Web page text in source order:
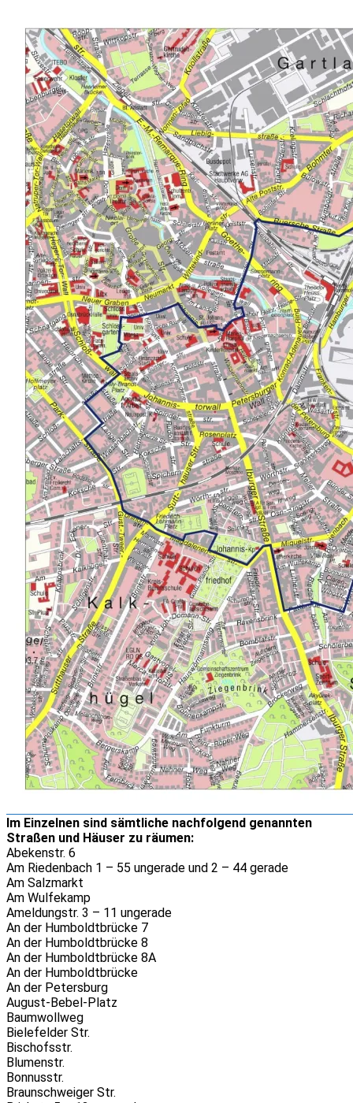
Im Einzelnen sind sämtliche nachfolgend genannten
Straßen und Häuser zu räumen:
Abekenstr. 6
Am Riedenbach 1 – 55 ungerade und 2 – 44 gerade
Am Salzmarkt
Am Wulfekamp
Ameldungstr. 3 – 11 ungerade
An der Humboldtbrücke 7
An der Humboldtbrücke 8
An der Humboldtbrücke 8A
An der Humboldtbrücke
An der Petersburg
August-Bebel-Platz
Baumwollweg
Bielefelder Str.
Bischofsstr.
Blumenstr.
Bonnusstr.
Braunschweiger Str.